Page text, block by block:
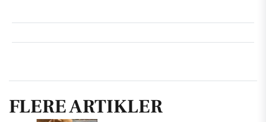
FLERE ARTIKLER